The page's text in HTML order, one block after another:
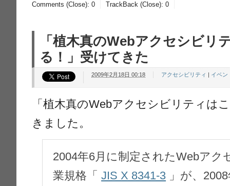
Comments (Close):0 TrackBack (Close):0
「植木真のWebアクセシビリ
る！」受けてきた
2009年2月18日 00:18 アクセシビリティ イベン
「植木真のWebアクセシビリティは
きました。
2004年6月に制定されたWebアク
業規格「JIS X 8341-3 」が、